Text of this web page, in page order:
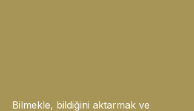
Bilmekle, bildiğini aktarmak ve